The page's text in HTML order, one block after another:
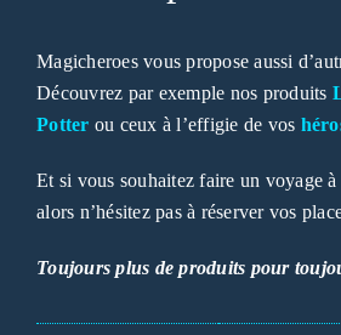
Magicheroes vous propose aussi
Découvrez par exemple nos produits
Potter ou ceux à l’effigie de vos
Et si vous souhaitez faire un voyage à
alors n’hésitez pas à réserver vos
Toujours plus de produits pour